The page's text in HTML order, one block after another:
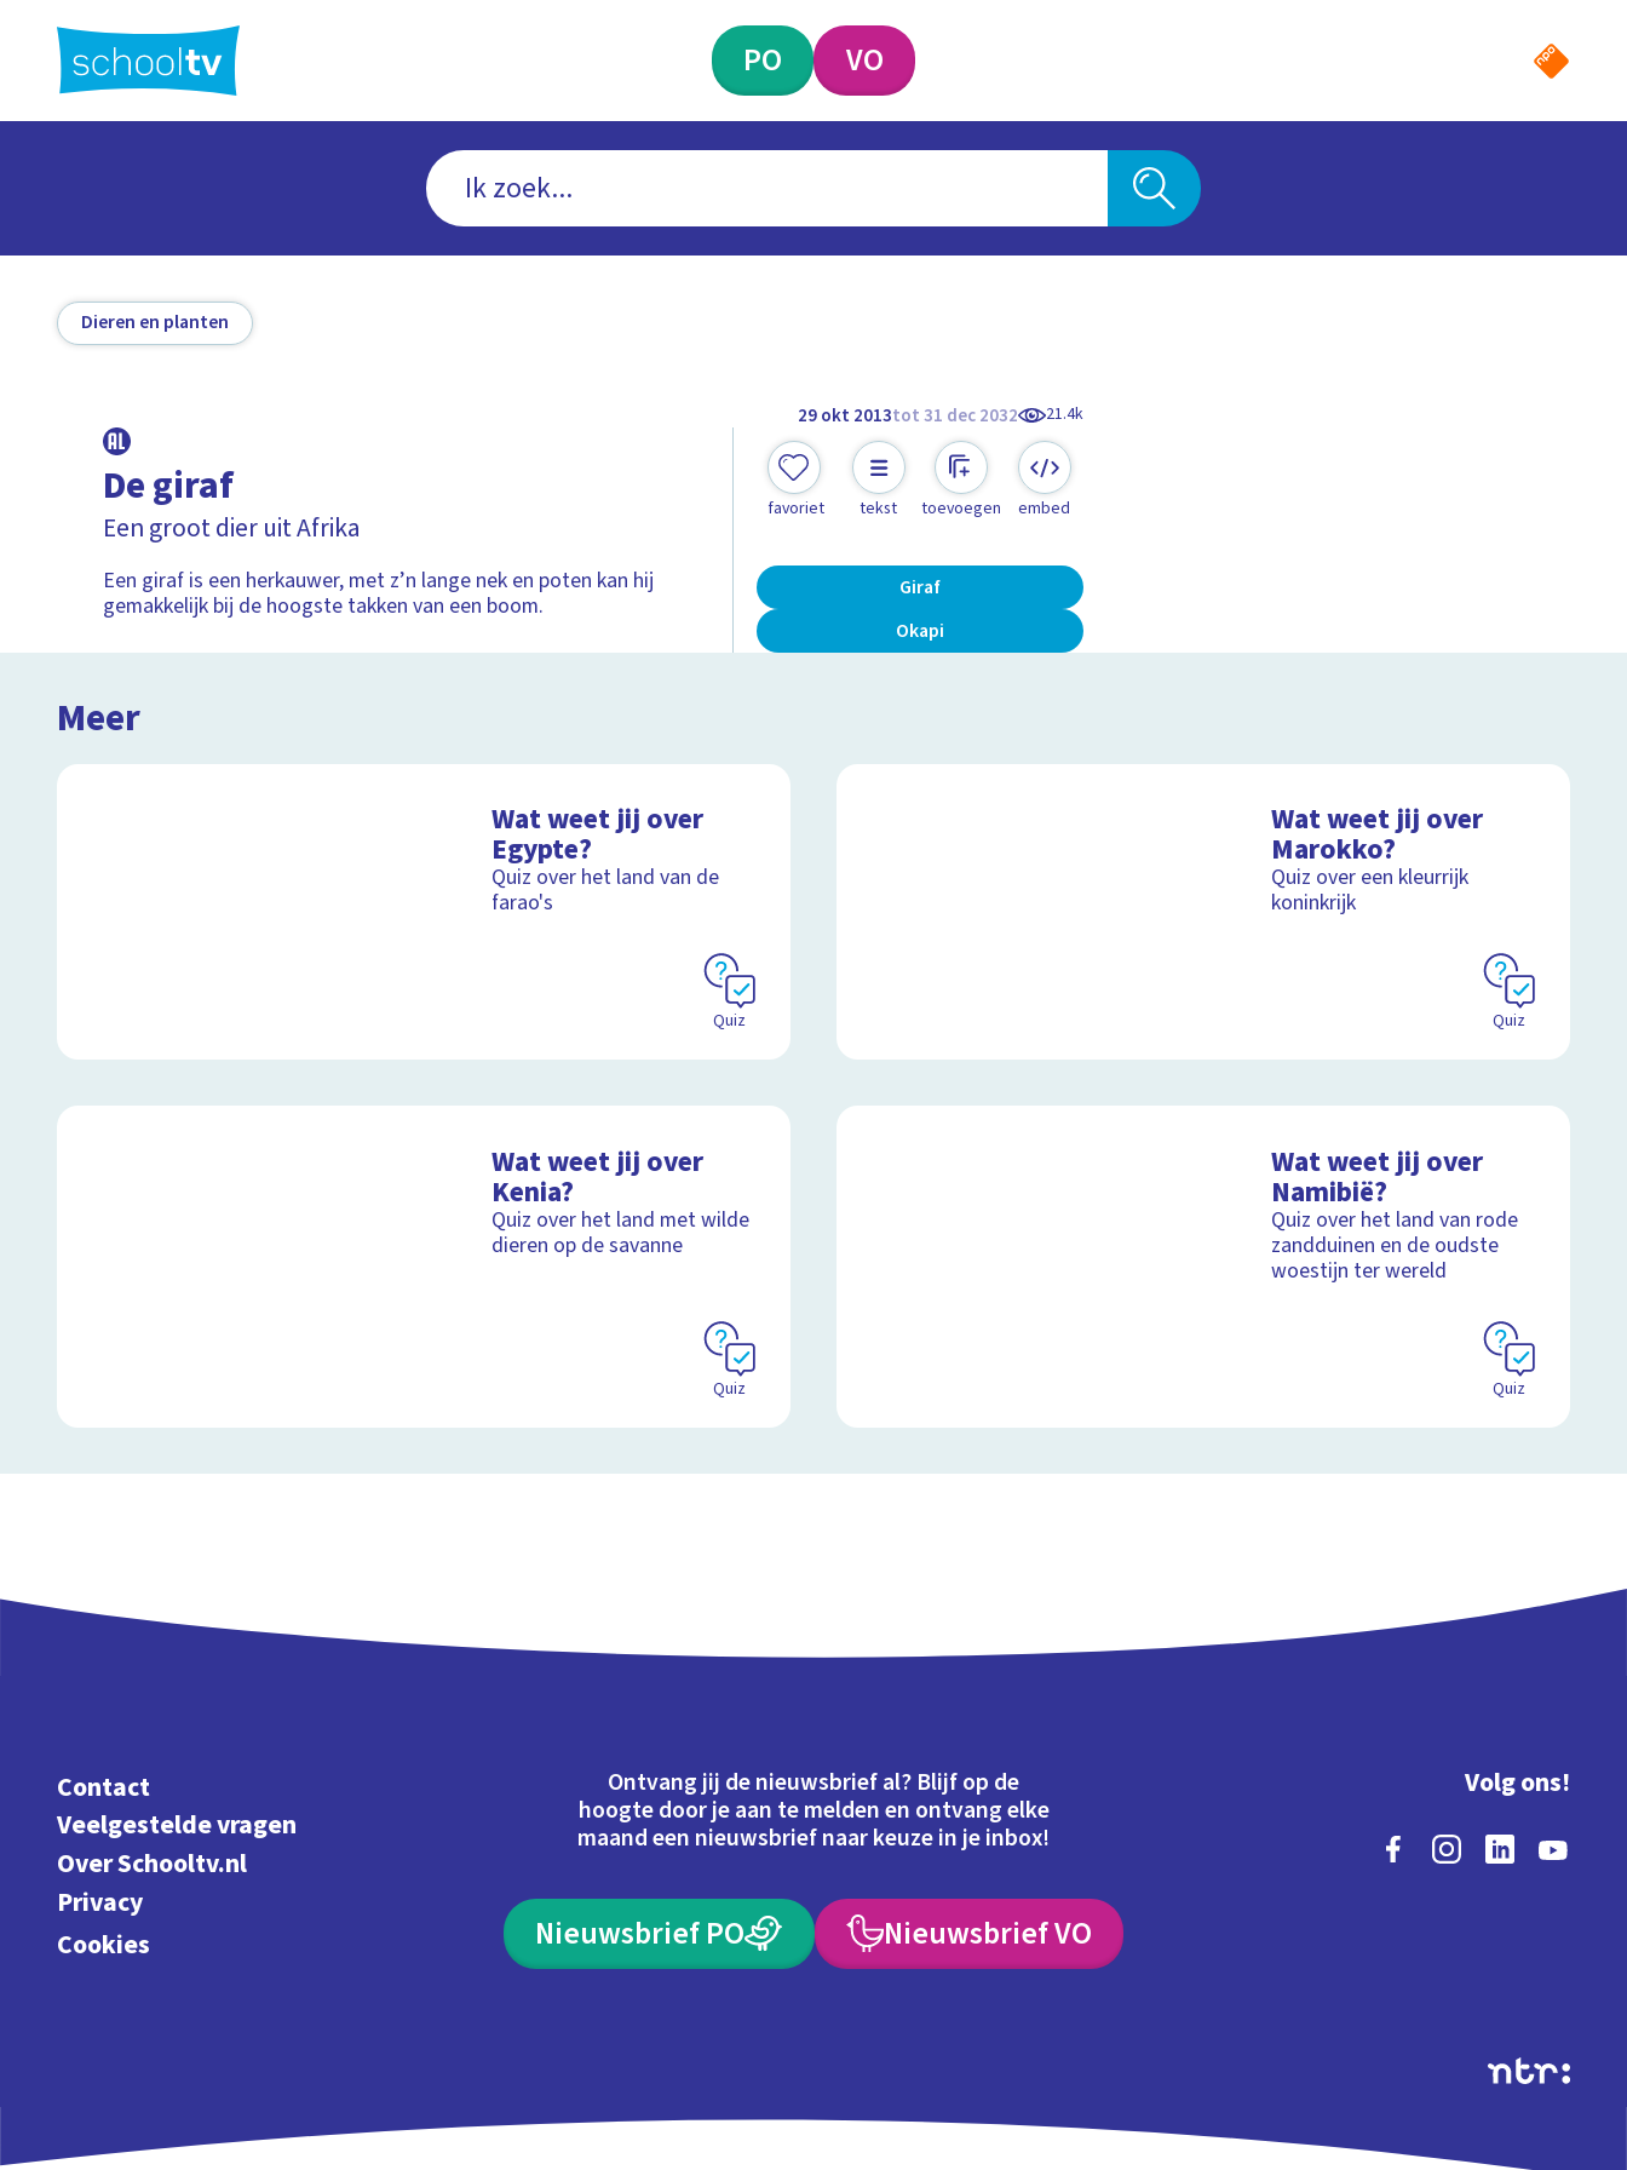
hoofdinhoud
PO VO
Dieren en planten
29 okt 2013tot 31 dec 2032 21.4k
De giraf
Een groot dier uit Afrika
Een giraf is een herkauwer, met z’n lange nek en poten kan hij
gemakkelijk bij de hoogste takken van een boom.
favoriet tekst toevoegen embed
Giraf
Okapi
Meer
Wat weet jij over
Egypte?
Quiz over het land van de
farao's
Quiz
Wat weet jij over
Marokko?
Quiz over een kleurrijk
koninkrijk
Quiz
Wat weet jij over
Kenia?
Quiz over het land met wilde
dieren op de savanne
Quiz
Wat weet jij over
Namibië?
Quiz over het land van rode
zandduinen en de oudste
woestijn ter wereld
Quiz
Contact
Veelgestelde vragen
Over Schooltv.nl
Privacy
Cookies
Ontvang jij de nieuwsbrief al? Blijf op de
hoogte door je aan te melden en ontvang elke
maand een nieuwsbrief naar keuze in je inbox!
Nieuwsbrief PO Nieuwsbrief VO
Volg ons!